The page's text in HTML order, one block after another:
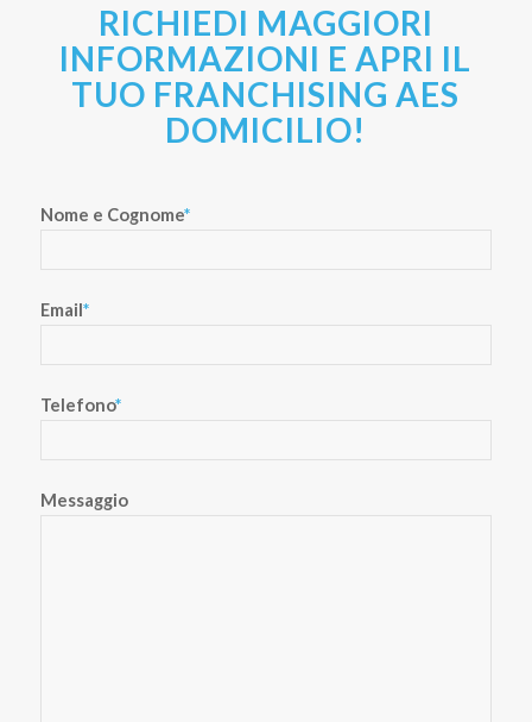
RICHIEDI MAGGIORI
INFORMAZIONI E APRI IL
TUO FRANCHISING AES
DOMICILIO!
Nome e Cognome*
Email*
Telefono*
Messaggio